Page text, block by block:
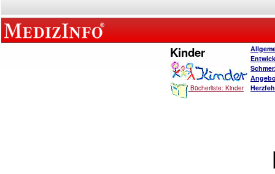
Kinder
Bücherliste: Kinder